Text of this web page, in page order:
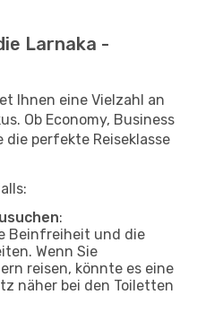
Larnaka -
Ihnen eine Vielzahl an
Ob Economy, Business
die perfekte Reiseklasse
:
Beinfreiheit und die
Wenn Sie
reisen, könnte es eine
näher bei den Toiletten